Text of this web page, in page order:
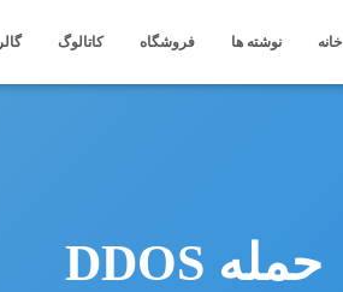
خانه نوشته ها فروشگاه کاتالوگ
حمله DDOS